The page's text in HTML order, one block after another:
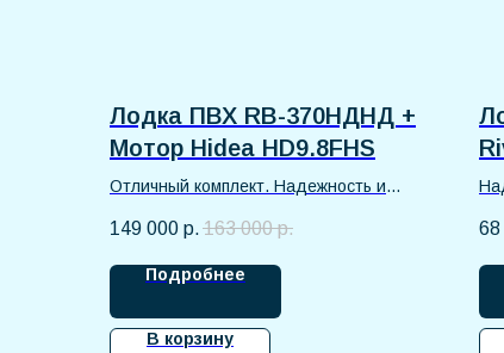
Лодка ПВХ RB-370НДНД +
Мотор Hidea HD9.8FHS
Отличный комплект. Надежность и
149 000 р. 163 000 р.
Подробнее
В корзину
68